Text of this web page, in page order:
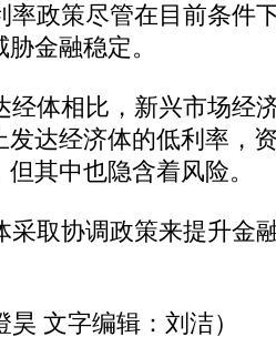
政策尽管在目前条件
金融稳定。
体相比，新兴市场经
发达经济体的低利率，
其中也隐含着风险。
取协调政策来提升金
文字编辑：刘洁）